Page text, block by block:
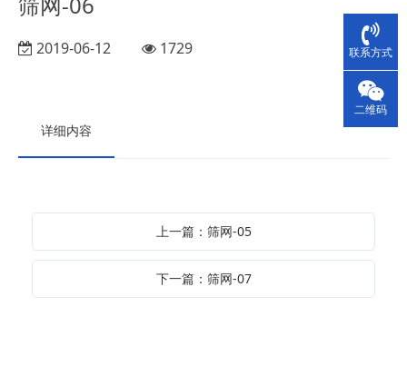
2019-06-12 1729
详细内容
上一篇：筛网-05
下一篇：筛网-07
联系方式
二维码